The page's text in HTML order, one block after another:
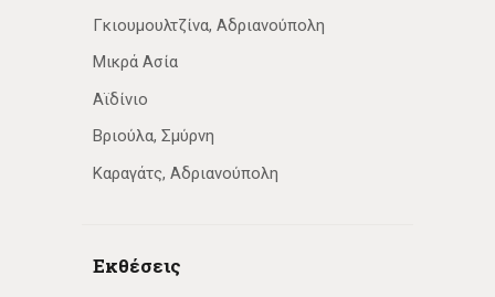
Γκιουμουλτζίνα, Αδριανούπολη
Μικρά Ασία
Αϊδίνιο
Βριούλα, Σμύρνη
Καραγάτς, Αδριανούπολη
Εκθέσεις